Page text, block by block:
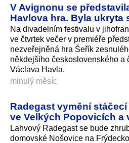
V Avignonu se
Havlova hra. Byla ukryta
Na divadelním festivalu v
ve čtvrtek večer v premiéře
nezveřejněná hra Šeřík
někdejšího československého a
Václava Havla.
minulý měsíc
Radegast vymění
ve Velkých Popovicích a
Lahvový Radegast se bude
domovské Nošovice na